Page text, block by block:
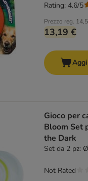
Prezzo reg.
13,19 €
Rating: 4.6/5
Gioco per
Bloom Set
the Dark
Set da 2 pz:
Not Rated